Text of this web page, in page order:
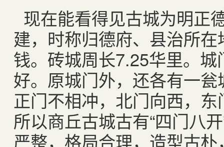
现在能看得见古城为明正
建，时称归德府、县治所
钱。砖城周长7.25华里。
好。原城门外，还各有一
正门不相冲，北门向西，
所以商丘古城古有“四门八
严整，格局合理，造型古